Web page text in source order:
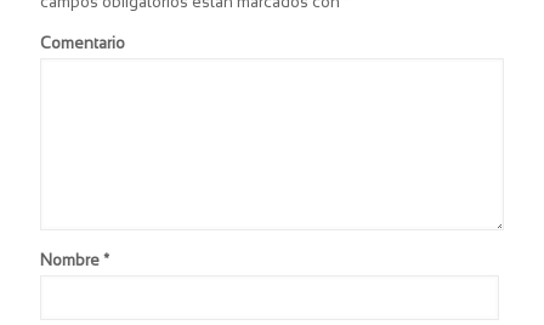
Comentario
Nombre *